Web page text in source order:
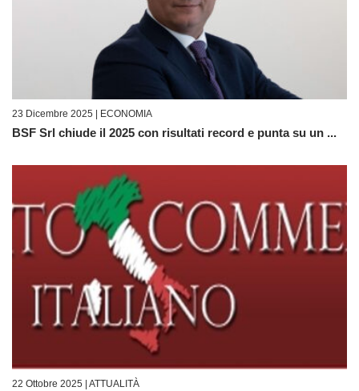
23 Dicembre 2025 | ECONOMIA
BSF Srl chiude il 2025 con risultati record e punta su un ...
22 Ottobre 2025 | ATTUALITÀ